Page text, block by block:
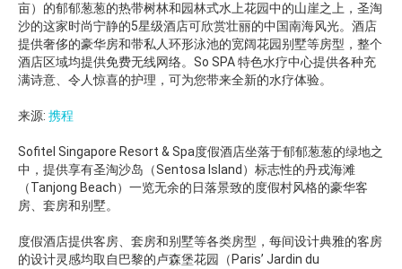
亩）的郁郁葱葱的热带树林和园林式水上花园中的山崖之上，圣淘
沙的这家时尚宁静的5星级酒店可欣赏壮丽的中国南海风光。酒店
提供奢侈的豪华房和带私人环形泳池的宽阔花园别墅等房型，整个
酒店区域均提供免费无线网络。So SPA 特色水疗中心提供各种充
满诗意、令人惊喜的护理，可为您带来全新的水疗体验。
来源: 携程
Sofitel Singapore Resort & Spa度假酒店坐落于郁郁葱葱的绿地之
中，提供享有圣淘沙岛（Sentosa Island）标志性的丹戎海滩
（Tanjong Beach）一览无余的日落景致的度假村风格的豪华客
房、套房和别墅。
度假酒店提供客房、套房和别墅等各类房型，每间设计典雅的客房
的设计灵感均取自巴黎的卢森堡花园（Paris’ Jardin du